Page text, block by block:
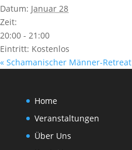
Datum: Januar 28
Zeit:
20:00 - 21:00
Eintritt: Kostenlos
« Schamanischer Männer-Retreat
Home
Veranstaltungen
Über Uns